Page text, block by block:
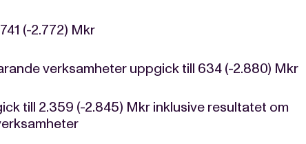
(-2.772) Mkr
verksamheter uppgick till 634 (-2.880) Mkr
till 2.359 (-2.845) Mkr inklusive resultatet om